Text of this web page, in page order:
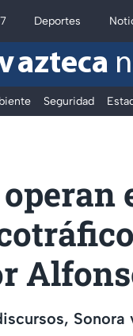
Deportes
azteca
Seguridad
Sonora